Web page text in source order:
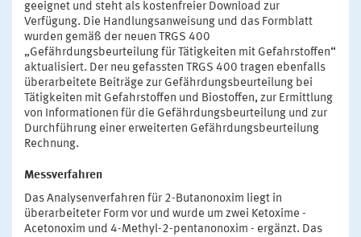
geeignet und steht als kostenfreier Download zur
Verfügung. Die Handlungsanweisung und das Formblatt
wurden gemäß der neuen TRGS 400
„Gefährdungsbeurteilung für Tätigkeiten mit Gefahrstoffen“
aktualisiert. Der neu gefassten TRGS 400 tragen ebenfalls
überarbeitete Beiträge zur Gefährdungsbeurteilung bei
Tätigkeiten mit Gefahrstoffen und Biostoffen, zur Ermittlung
von Informationen für die Gefährdungsbeurteilung und zur
Durchführung einer erweiterten Gefährdungsbeurteilung
Rechnung.
Messverfahren
Das Analysenverfahren für 2-Butanonoxim liegt in
überarbeiteter Form vor und wurde um zwei Ketoxime -
Acetonoxim und 4-Methyl-2-pentanonoxim - ergänzt. Das